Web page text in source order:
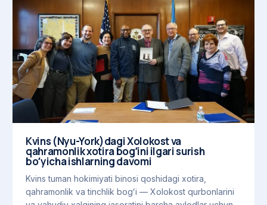
Kvins (Nyu-York)dagi Xolokost va
qahramonlik xotira bogʻini ilgari surish
boʻyicha ishlarning davomi
Kvins tuman hokimiyati binosi qoshidagi xotira,
qahramonlik va tinchlik bogʻi — Xolokost qurbonlarini